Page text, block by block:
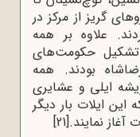
گریز از مرکز در
علاوه بر همه
تشکیل حکومت‌های
بودند. همه
ایلی و عشایری
ایلات بار دیگر
آغاز نمایند.[21]